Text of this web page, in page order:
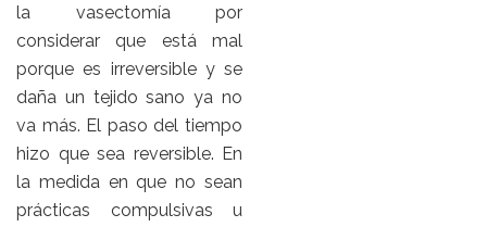
la vasectomía por
considerar que está mal
porque es irreversible y se
daña un tejido sano ya no
va más. El paso del tiempo
hizo que sea reversible. En
la medida en que no sean
prácticas compulsivas u